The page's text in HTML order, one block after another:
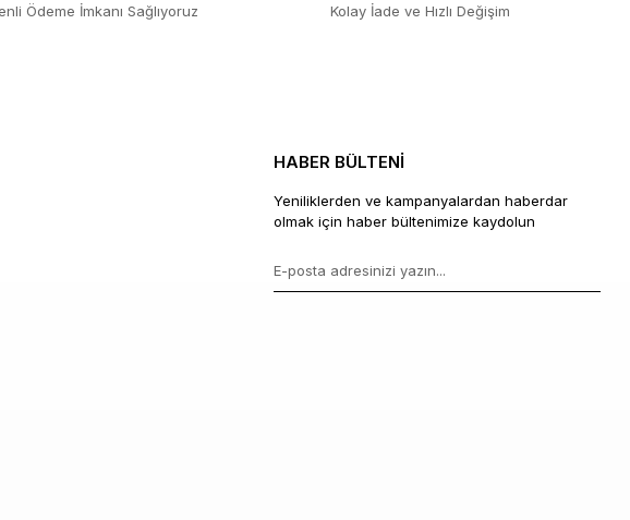
Ödeme İmkanı Sağlıyoruz Kolay İade ve Hızlı Değişim
HABER BÜLTENİ
Yeniliklerden ve kampanyalardan haberdar
olmak için haber bültenimize kaydolun